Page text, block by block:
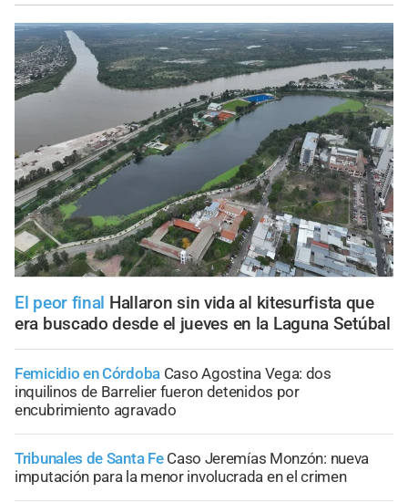
El peor final Hallaron sin vida al kitesurfista que
era buscado desde el jueves en la Laguna Setúbal
Femicidio en Córdoba Caso Agostina Vega: dos
inquilinos de Barrelier fueron detenidos por
encubrimiento agravado
Tribunales de Santa Fe Caso Jeremías Monzón: nueva
imputación para la menor involucrada en el crimen